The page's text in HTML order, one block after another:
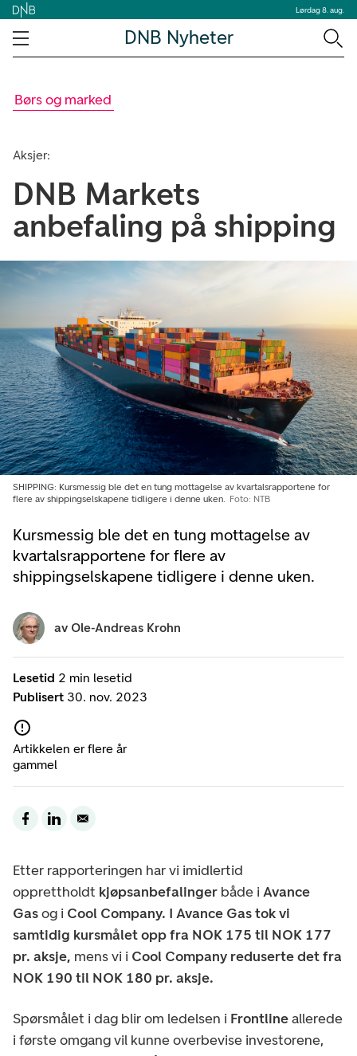
Lørdag 8. aug.
DNB Nyheter
Børs og marked
Aksjer:
DNB Markets
anbefaling på shipping
Kursmessig ble det en tung mottagelse av
kvartalsrapportene for flere av
shippingselskapene tidligere i denne uken.
SHIPPING: Kursmessig ble det en tung mottagelse av kvartalsrapportene for
flere av shippingselskapene tidligere i denne uken.
Foto: NTB
Lesetid 2 min lesetid
Publisert 30. nov. 2023
Artikkelen er flere år
gammel
av Ole-Andreas Krohn
Etter rapporteringen har vi imidlertid
opprettholdt kjøpsanbefalinger både i Avance
Gasog i Cool Company. I Avance Gas tok vi
samtidig kursmålet opp fra NOK 175 til NOK 177
pr. aksje, mens vi i Cool Company reduserte det fra
NOK 190 til NOK 180 pr. aksje.
Spørsmålet i dag blir om ledelsen i Frontlineallerede
i første omgang vil kunne overbevise investorene,